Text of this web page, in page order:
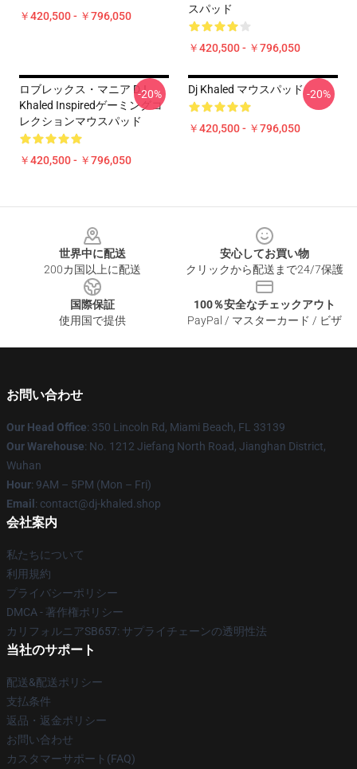
￥420,500 - ￥796,050
スパッド
￥420,500 - ￥796,050
ロブレックス・マニア DJ
Khaled Inspiredゲーミングコ
レクションマウスパッド
￥420,500 - ￥796,050
-20% Dj Khaled マウスパッド
￥420,500 - ￥796,050
-20%
世界中に配送
200カ国以上に配送
安心してお買い物
クリックから配送まで24/7保護
国際保証
使用国で提供
100％安全なチェックアウト
PayPal / マスターカード / ビザ
お問い合わせ
Our Head Office: 350 Lincoln Rd, Miami Beach, FL 33139
Our Warehouse: No. 1212 Jiefang North Road, Jianghan District,
Wuhan
Hour: 9AM – 5PM (Mon – Fri)
Email : contact@dj-khaled.shop
会社案内
私たちについて
利用規約
プライバシーポリシー
DMCA - 著作権ポリシー
カリフォルニアSB657: サプライチェーンの透明性法
当社のサポート
配送&配送ポリシー
支払条件
返品・返金ポリシー
お問い合わせ
カスタマーサポート(FAQ)